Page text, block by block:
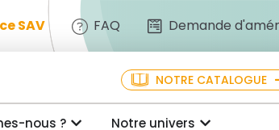
SAV FAQ Demande
NOTRE CATALOGUE
nous ? Notre univers